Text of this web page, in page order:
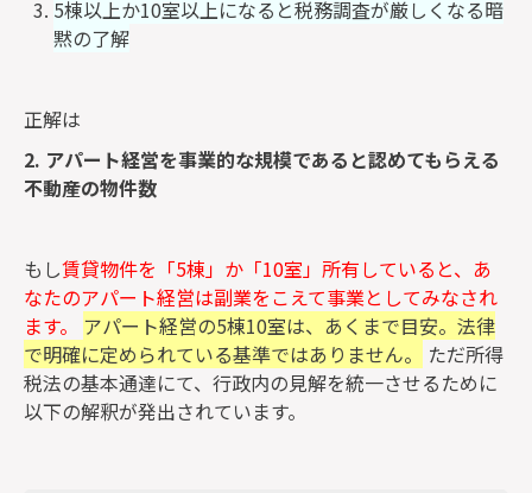
5棟以上か10室以上になると税務調査が厳しくなる暗
黙の了解
正解は
2. アパート経営を事業的な規模であると認めてもらえる
不動産の物件数
もし賃貸物件を「5棟」か「10室」所有していると、あ
なたのアパート経営は副業をこえて事業としてみなされ
ます。
アパート経営の5棟10室は、あくまで目安。法律
で明確に定められている基準ではありません。
ただ所得
税法の基本通達にて、行政内の見解を統一させるために
以下の解釈が発出されています。